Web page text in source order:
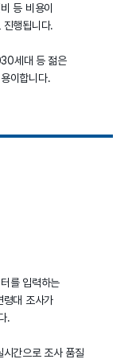
등 비용이
진행됩니다.
세대 등 젊은
이합니다.
를 입력하는
령대 조사가
.
간으로 조사 품질